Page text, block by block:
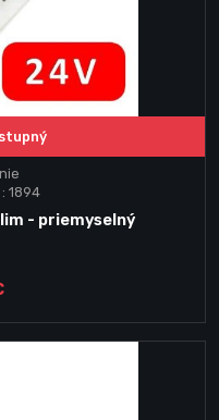
1894
- priemyselný